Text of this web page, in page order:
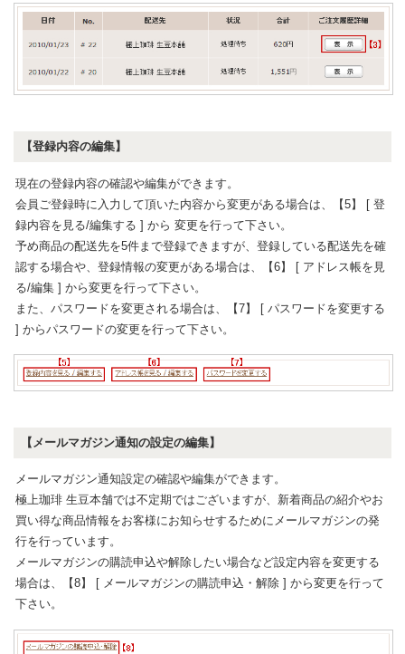
【登録内容の編集】
現在の登録内容の確認や編集ができます。
会員ご登録時に入力して頂いた内容から変更がある場合は、【5】 [ 登
録内容を見る/編集する ] から 変更を行って下さい。
予め商品の配送先を5件まで登録できますが、登録している配送先を確
認する場合や、登録情報の変更がある場合は、【6】 [ アドレス帳を見
る/編集 ] から変更を行って下さい。
また、パスワードを変更される場合は、【7】 [ パスワードを変更する
] からパスワードの変更を行って下さい。
【メールマガジン通知の設定の編集】
メールマガジン通知設定の確認や編集ができます。
極上珈琲 生豆本舗では不定期ではございますが、新着商品の紹介やお
買い得な商品情報をお客様にお知らせするためにメールマガジンの発
行を行っています。
メールマガジンの購読申込や解除したい場合など設定内容を変更する
場合は、【8】 [ メールマガジンの購読申込・解除 ] から変更を行って
下さい。